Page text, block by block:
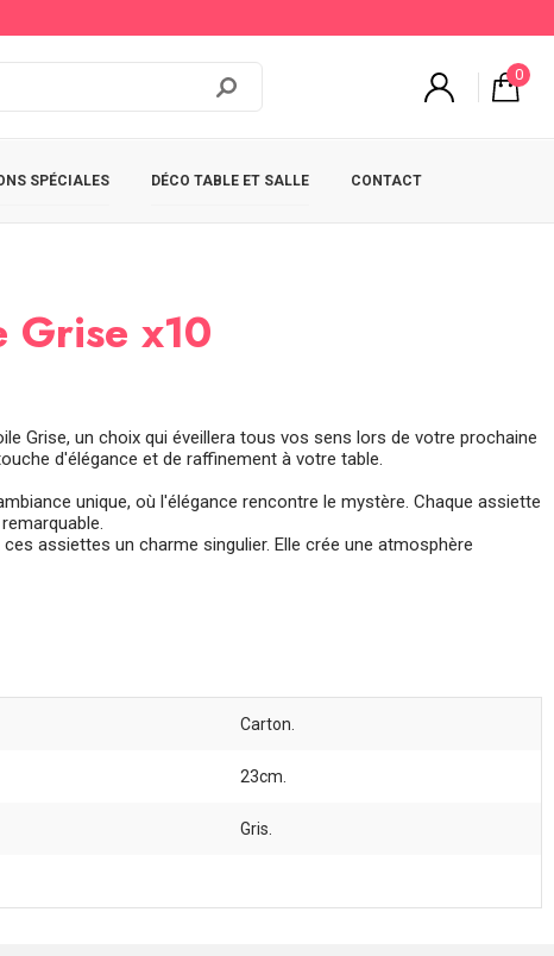
0
SPÉCIALES DÉCO TABLE ET SALLE CONTACT
Grise x10
Grise, un choix qui éveillera tous vos sens lors de votre prochaine
d'élégance et de raffinement à votre table.
unique, où l'élégance rencontre le mystère. Chaque assiette
assiettes un charme singulier. Elle crée une atmosphère
Carton.
23cm.
Gris.